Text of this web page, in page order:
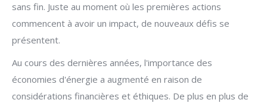
sans fin. Juste au moment où les premières actions
commencent à avoir un impact, de nouveaux défis se
présentent.
Au cours des dernières années, l'importance des
économies d'énergie a augmenté en raison de
considérations financières et éthiques. De plus en plus de